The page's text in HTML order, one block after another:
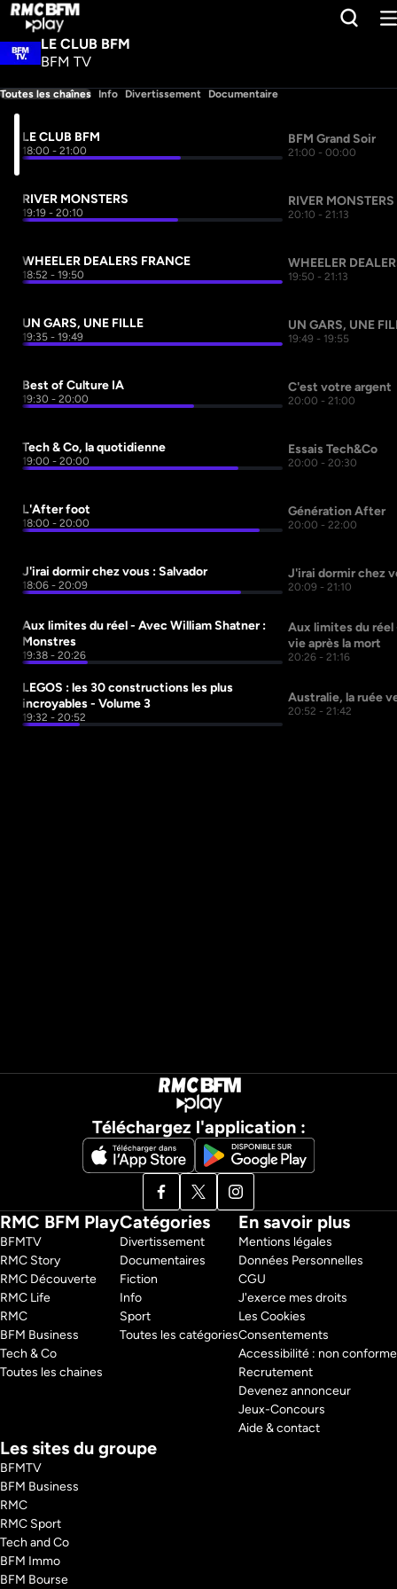
LE CLUB BFM
BFM TV
Toutes les chaînes Info Divertissement Documentaire
LE CLUB BFM
18:00 - 21:00
BFM Grand Soir
21:00 - 00:00
RIVER MONSTERS
19:19 - 20:10
RIVER MONSTERS
20:10 - 21:13
WHEELER DEALERS FRANCE
18:52 - 19:50
WHEELER
19:50 - 21:13
UN GARS, UNE FILLE
19:35 - 19:49
UN GARS, UNE
19:49 - 19:55
Best of Culture IA
19:30 - 20:00
C'est votre argent
20:00 - 21:00
Tech & Co, la quotidienne
19:00 - 20:00
Essais Tech&Co
20:00 - 20:30
L'After foot
18:00 - 20:00 20:00 - 22:00
J'irai dormir chez vous : Salvador
18:06 - 20:09
J'irai dormir chez
20:09 - 21:10
Aux limites du réel - Avec William Shatner :
Monstres
19:38 - 20:26
Aux limites du réel
vie après la mort
20:26 - 21:16
LEGOS : les 30 constructions les plus
incroyables - Volume 3
19:32 - 20:52
Australie, la ruée
20:52 - 21:42
Téléchargez l'application :
RMC BFM Play
BFMTV
RMC Story
RMC Découverte
RMC Life
RMC
BFM Business
Tech & Co
Toutes les chaines
Catégories
Divertissement
Documentaires
Fiction
Info
Sport
Toutes les catégories
En savoir plus
Mentions légales
Données Personnelles
CGU
J'exerce mes droits
Les Cookies
Consentements
Accessibilité : non conforme
Recrutement
Devenez annonceur
Jeux-Concours
Aide & contact
Les sites du groupe
BFMTV
BFM Business
RMC
RMC Sport
Tech and Co
BFM Immo
BFM Bourse